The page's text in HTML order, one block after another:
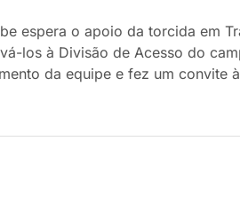
espera o apoio da torcida em
los à Divisão de Acesso do
da equipe e fez um convite